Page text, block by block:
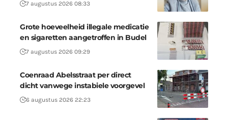
7 augustus 2026 08:33
Grote hoeveelheid illegale medicatie
en sigaretten aangetroffen in Budel
7 augustus 2026 09:29
Coenraad Abelsstraat per direct
dicht vanwege instabiele voorgevel
6 augustus 2026 22:23